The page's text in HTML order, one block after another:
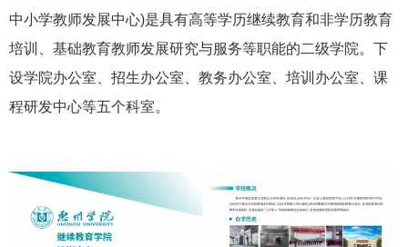
中小学教师发展中心)是具有高等学历继续教育和非学历教育
培训、基础教育教师发展研究与服务等职能的二级学院。下
设学院办公室、招生办公室、教务办公室、培训办公室、课
程研发中心等五个科室。